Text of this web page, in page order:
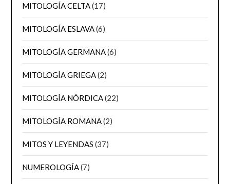
MITOLOGÍA CELTA(17)
MITOLOGÍA ESLAVA(6)
MITOLOGÍA GERMANA(6)
MITOLOGÍA GRIEGA(2)
MITOLOGÍA NÓRDICA(22)
MITOLOGÍA ROMANA(2)
MITOS Y LEYENDAS (37)
NUMEROLOGÍA(7)